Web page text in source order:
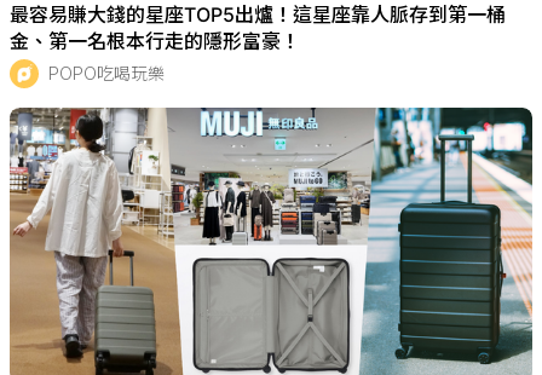
最容易賺大錢的星座TOP5出爐！這星座靠人脈存到第一桶
金、第一名根本行走的隱形富豪！
POPO吃喝玩樂